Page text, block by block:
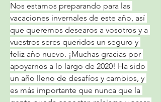
Nos estamos preparando para las
vacaciones invernales de este año, así
que queremos desearos a vosotros y a
vuestros seres queridos un seguro y
feliz año nuevo. ¡Muchas gracias por
apoyarnos a lo largo de 2020! Ha sido
un año lleno de desafíos y cambios, y
es más importante que nunca que la